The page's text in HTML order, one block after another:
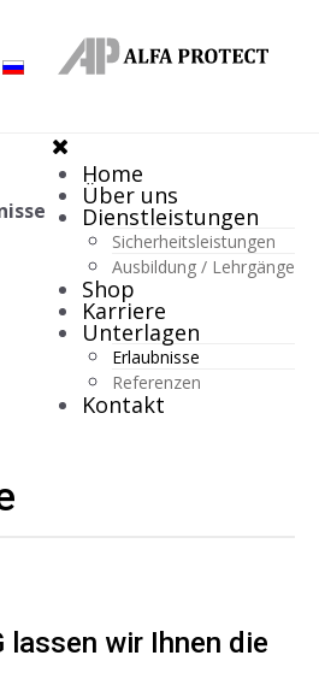
Home
Über uns
Dienstleistungen
Sicherheitsleistungen
Ausbildung / Lehrgänge
Shop
Karriere
Unterlagen
Erlaubnisse
Referenzen
Kontakt
lassen wir Ihnen die